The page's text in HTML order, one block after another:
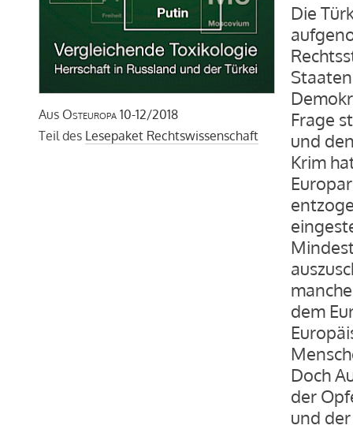
Aus Osteuropa 10-12/2018
Teil des Lesepaket Rechtswissenschaft
Die
Frage
und
Krim
dem
Doch
der
und